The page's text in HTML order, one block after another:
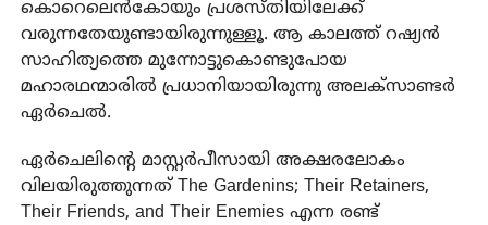
കൊറെലെൻകോയും പ്രശസ്തിയിലേക്ക്
വരുന്നതേയുണ്ടായിരുന്നുള്ളൂ. ആ കാലത്ത് റഷ്യൻ
സാഹിത്യത്തെ മുന്നോട്ടുകൊണ്ടുപോയ
മഹാരഥന്മാരിൽ പ്രധാനിയായിരുന്നു അലക്‌സാണ്ടർ
ഏർചെൽ.
ഏർചെലിന്റെ മാസ്റ്റർപീസായി അക്ഷരലോകം
വിലയിരുത്തുന്നത് The Gardenins; Their Retainers,
Their Friends, and Their Enemies എന്ന രണ്ട്